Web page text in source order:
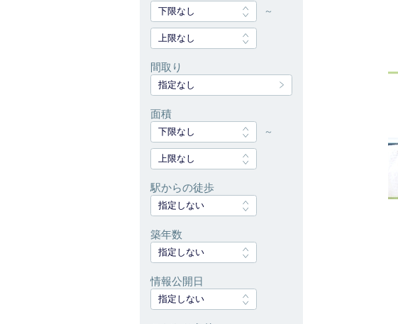
下限なし ～
上限なし
間取り
指定なし
面積
下限なし ～
上限なし
駅からの徒歩
指定しない
築年数
指定しない
情報公開日
指定しない